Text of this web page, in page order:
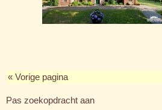
« Vorige pagina
Pas zoekopdracht aan